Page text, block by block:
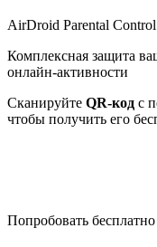
AirDroid Parental Control
Комплексная защита
онлайн-активности
Сканируйте QR-код с
чтобы получить его
Попробовать бесплатно